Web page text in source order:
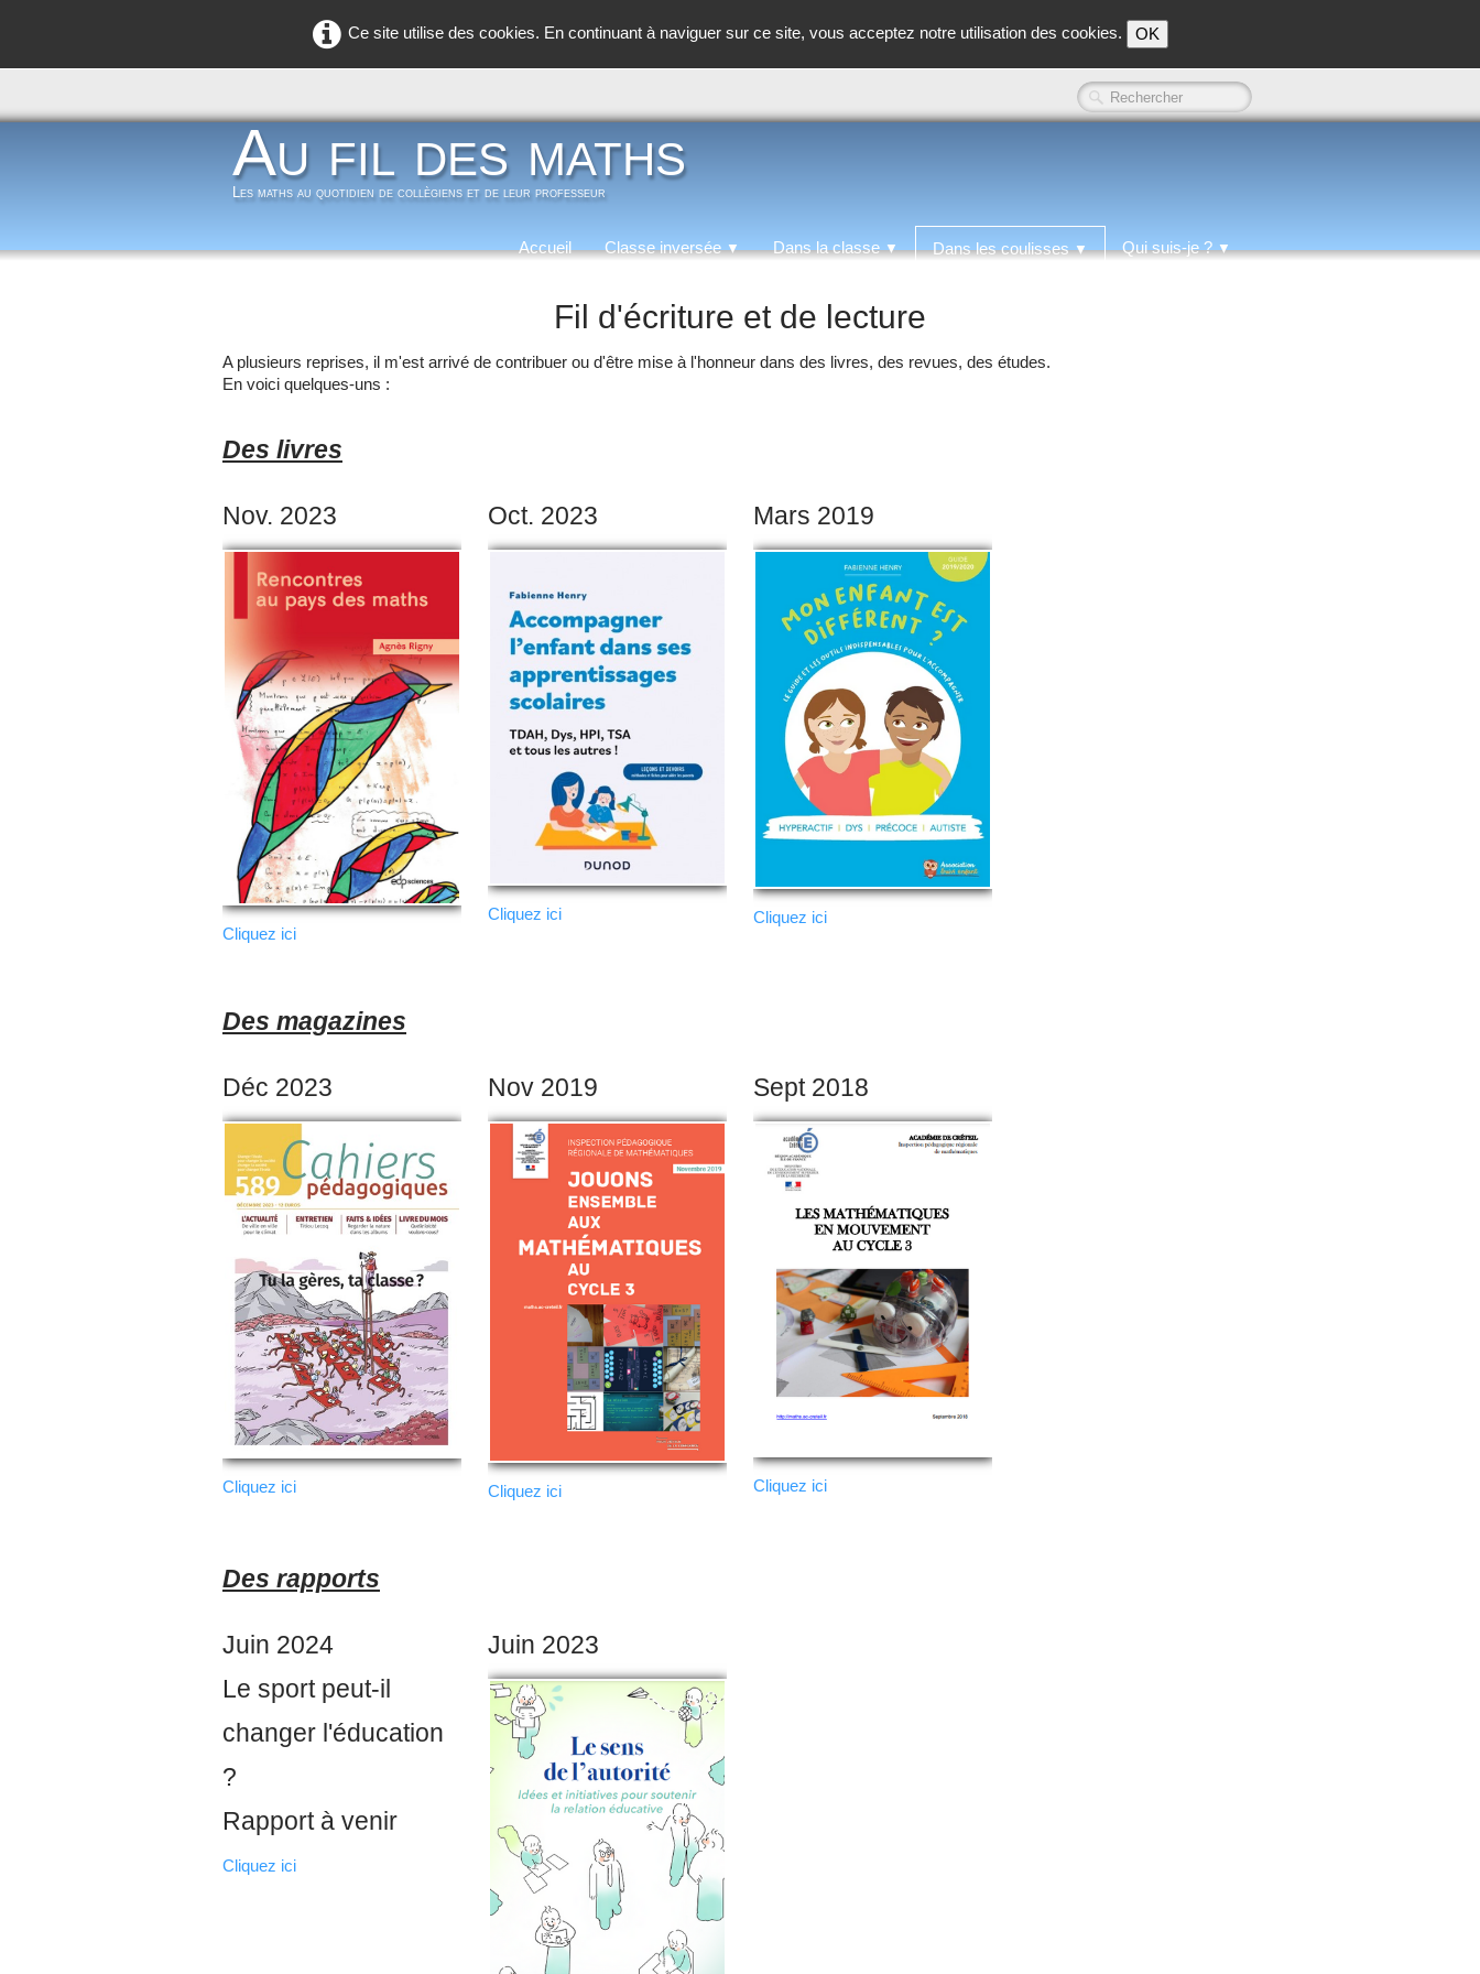
Ce site utilise des cookies. En continuant à naviguer sur ce site, vous acceptez notre utilisation des cookies. OK
Au fil des maths
Les maths au quotidien de collègiens et de leur professeur
Accueil Classe inversée▼ Dans la classe▼ Dans les coulisses▼ Qui suis-je ?▼
Fil d'écriture et de lecture
A plusieurs reprises, il m'est arrivé de contribuer ou d'être mise à l'honneur dans des livres, des revues, des études.
En voici quelques-uns :
Des livres
Nov. 2023
Cliquez ici
Oct. 2023
Cliquez ici
Mars 2019
Cliquez ici
Des magazines
Déc 2023
Cliquez ici
Nov 2019
Cliquez ici
Sept 2018
Cliquez ici
Des rapports
Juin 2024
Le sport peut-il
changer l'éducation
?
Rapport à venir
Cliquez ici
Juin 2023